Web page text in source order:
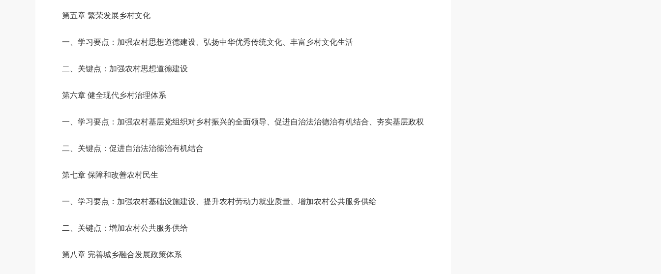
第五章 繁荣发展乡村文化
一、学习要点：加强农村思想道德建设、弘扬中华优秀传统文化、丰富乡村文化生活
二、关键点：加强农村思想道德建设
第六章 健全现代乡村治理体系
一、学习要点：加强农村基层党组织对乡村振兴的全面领导、促进自治法治德治有机结合、夯实基层政权
二、关键点：促进自治法治德治有机结合
第七章 保障和改善农村民生
一、学习要点：加强农村基础设施建设、提升农村劳动力就业质量、增加农村公共服务供给
二、关键点：增加农村公共服务供给
第八章 完善城乡融合发展政策体系